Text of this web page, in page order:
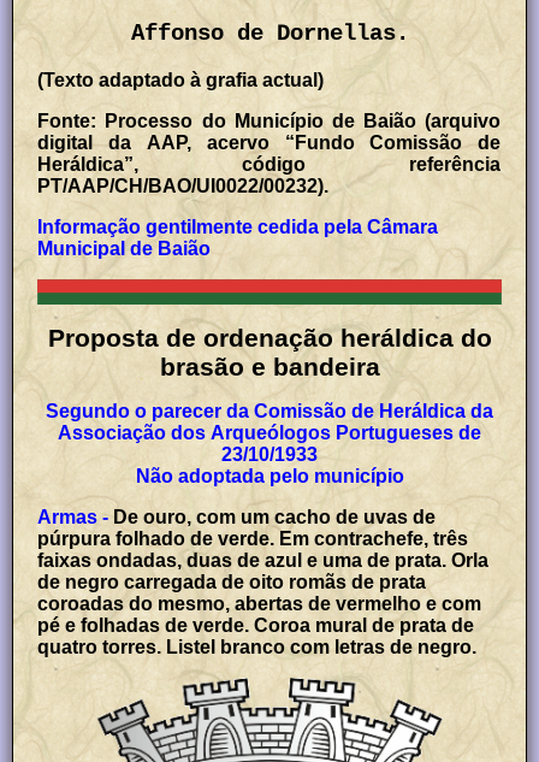
Affonso de Dornellas.
(Texto adaptado à grafia actual)
Fonte: Processo do Município de Baião (arquivo
digital da AAP, acervo “Fundo Comissão de
Heráldica”, código referência
PT/AAP/CH/BAO/UI0022/00232).
Informação gentilmente cedida pela Câmara
Municipal de Baião
Proposta de ordenação heráldica do
brasão e bandeira
Segundo o parecer da Comissão de Heráldica da
Associação dos Arqueólogos Portugueses de
23/10/1933
Não adoptada pelo município
Armas - De ouro, com um cacho de uvas de
púrpura folhado de verde. Em contrachefe, três
faixas ondadas, duas de azul e uma de prata. Orla
de negro carregada de oito romãs de prata
coroadas do mesmo, abertas de vermelho e com
pé e folhadas de verde. Coroa mural de prata de
quatro torres. Listel branco com letras de negro.